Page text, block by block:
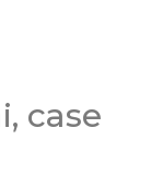
case